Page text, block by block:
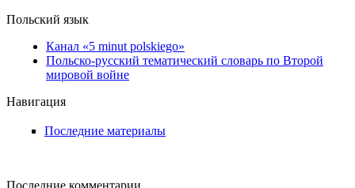
Польский язык
Канал «5 minut polskiego»
Польско-русский тематический словарь по Второй
мировой войне
Навигация
Последние материалы
Последние комментарии